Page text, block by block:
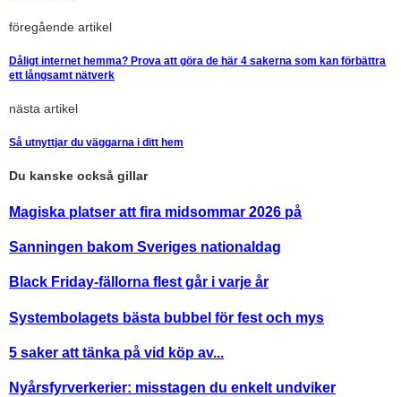
föregående artikel
Dåligt internet hemma? Prova att göra de här 4 sakerna som kan förbättra
ett långsamt nätverk
nästa artikel
Så utnyttjar du väggarna i ditt hem
Du kanske också gillar
Magiska platser att fira midsommar 2026 på
Sanningen bakom Sveriges nationaldag
Black Friday-fällorna flest går i varje år
Systembolagets bästa bubbel för fest och mys
5 saker att tänka på vid köp av...
Nyårsfyrverkerier: misstagen du enkelt undviker